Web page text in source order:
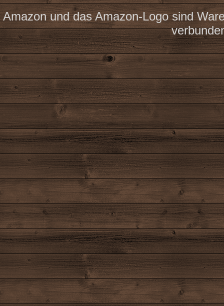
Amazon und das Amazon-Logo sind